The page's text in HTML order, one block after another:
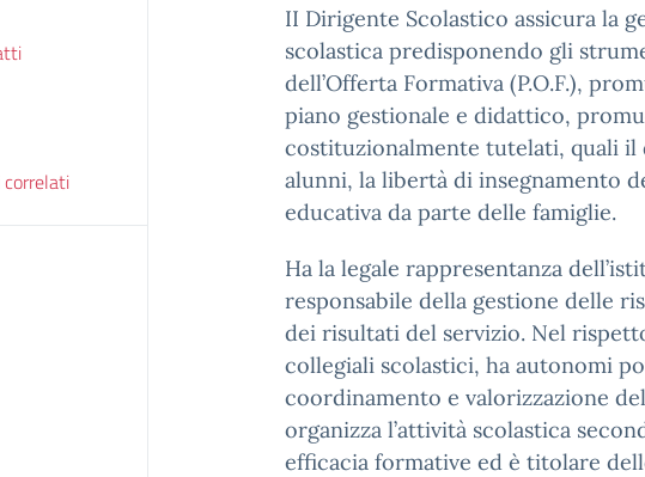
correlati
II Dirigente Scolastico assicura la
scolastica predisponendo gli
dell’Offerta Formativa (P.O.F.),
piano gestionale e didattico,
costituzionalmente tutelati, quali
alunni, la libertà di insegnamento
educativa da parte delle famiglie.
Ha la legale rappresentanza
responsabile della gestione delle
dei risultati del servizio. Nel
collegiali scolastici, ha autonomi
coordinamento e valorizzazione
organizza l’attività scolastica
efficacia formative ed è titolare